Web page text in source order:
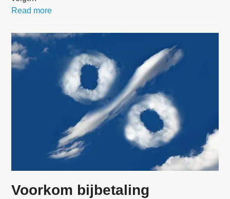
Read more
Voorkom bijbetaling